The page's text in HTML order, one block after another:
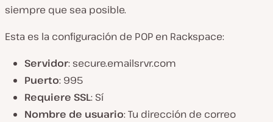
siempre que sea posible.
Esta es la configuración de POP en Rackspace:
Servidor: secure.emailsrvr.com
Puerto: 995
Requiere SSL: Sí
Nombre de usuario: Tu dirección de correo